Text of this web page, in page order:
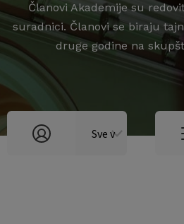
Članovi Akademije su
suradnici. Članovi se biraju
druge godine na